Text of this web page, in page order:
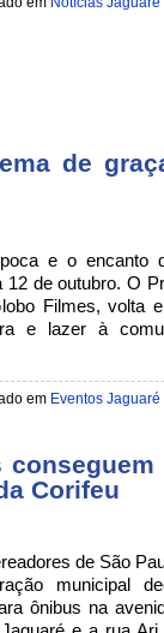
de
e o encanto
de outubro. O
Filmes, volta
e lazer à
em Eventos Jaguaré
conseguem
Corifeu
de São
municipal
ônibus na